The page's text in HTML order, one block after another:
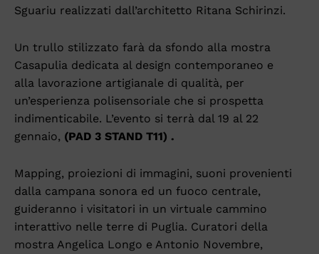
Sguariu realizzati dall’architetto Ritana Schirinzi.
Un trullo stilizzato farà da sfondo alla mostra
Casapulia dedicata al design contemporaneo e
alla lavorazione artigianale di qualità, per
un’esperienza polisensoriale che si prospetta
indimenticabile. L’evento si terrà dal 19 al 22
gennaio, (PAD 3 STAND T11) .
Mapping, proiezioni di immagini, suoni provenienti
dalla campana sonora ed un fuoco centrale,
guideranno i visitatori in un virtuale cammino
interattivo nelle terre di Puglia. Curatori della
mostra Angelica Longo e Antonio Novembre,